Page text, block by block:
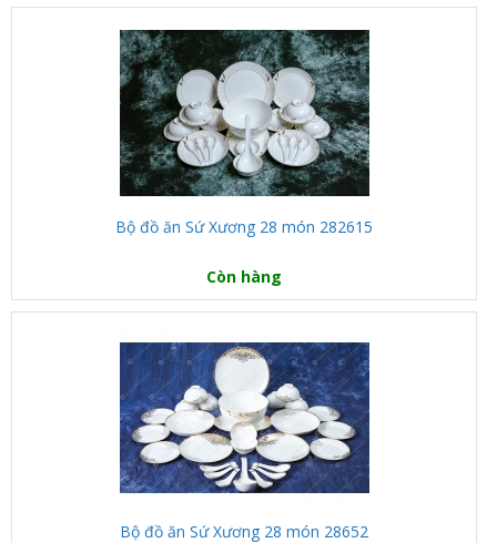
Bộ đồ ăn Sứ Xương 28 món 282615
Còn hàng
Bộ đồ ăn Sứ Xương 28 món 28652